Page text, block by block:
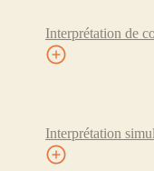
Interprétation de
Interprétation